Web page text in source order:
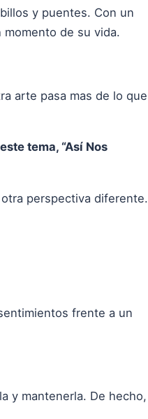
y puentes. Con un
de su vida.
arte pasa mas de lo que
tema, “Así Nos
perspectiva diferente.
frente a un
y mantenerla. De hecho,